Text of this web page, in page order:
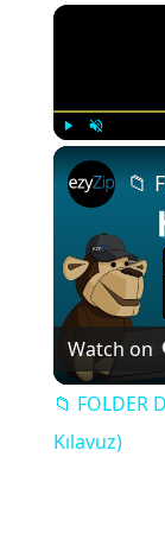
Watch on
📁 FOLDER
Kılavuz)